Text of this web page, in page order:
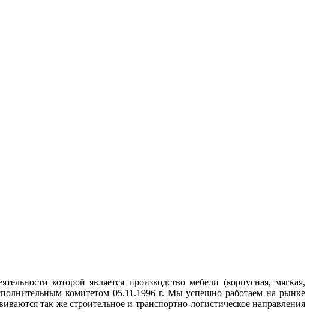
которой является производство мебели (корпусная, мягкая,
комитетом 05.11.1996 г. Мы успешно работаем на рынке
так же строительное и транспортно-логистическое направления